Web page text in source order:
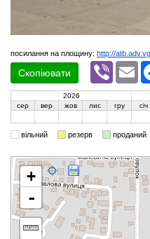
посилання на площину: http://
Скопіювати
Viber
2026
сер
вер жов лис гру січ
вільний резерв проданий
+
-